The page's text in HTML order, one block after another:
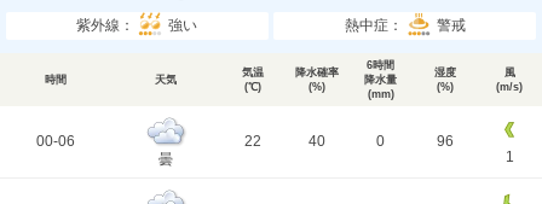
紫外線： 強い 熱中症： 警戒
時間 天気
気温
(℃)
降水確率
(%)
6時間
降水量
(mm)
湿度
(%)
風
(m/s)
00-06
曇
22 40 0
96
1